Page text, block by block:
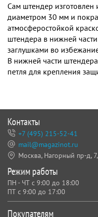
Сам штендер изготовлен
диаметром 30 мм и
атмосферостойкой
штендера в нижней
заглушками во
В нижней части
петля для крепления
Покупателям
Контакты
+7 (495) 215-52-41
mail@magazinot.ru
Москва, Нагорный пр-д, 7,
Режим работы
ПН - ЧТ с 9:00 до 18:00
ПТ с 9:00 до 17:00